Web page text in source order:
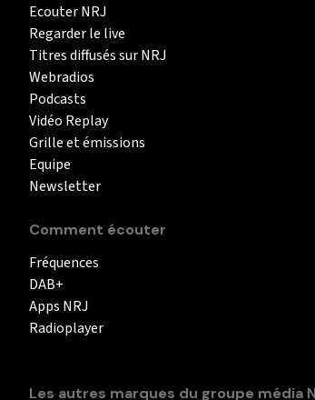
Ecouter NRJ
Regarder le live
Titres diffusés sur NRJ
Webradios
Podcasts
Vidéo Replay
Grille et émissions
Equipe
Newsletter
Comment écouter
Fréquences
DAB+
Apps NRJ
Radioplayer
Les autres marques du groupe média